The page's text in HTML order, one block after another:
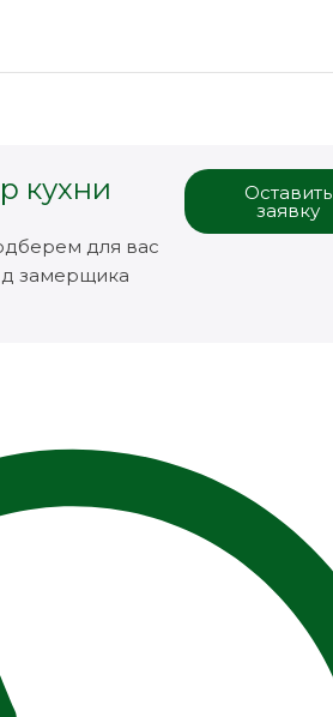
кухни
для вас
замерщика
Оставить
заявку